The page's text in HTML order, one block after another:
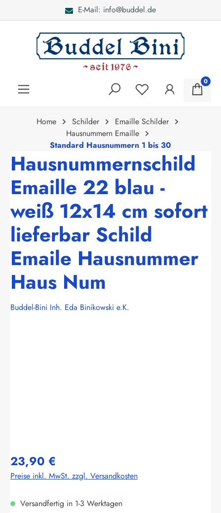
E-Mail: info@buddel.de
0
Home Schilder
Emaille Schilder
Hausnummern Emaille
Standard Hausnummern 1 bis 30
Hausnummernschild
Emaille 22 blau -
weiß 12x14 cm sofort
lieferbar Schild
Emaile Hausnummer
Haus Num
Buddel-Bini Inh. Eda Binikowski e.K.
23,90 €
Preise inkl. MwSt. zzgl. Versandkosten
Versandfertig in 1-3 Werktagen